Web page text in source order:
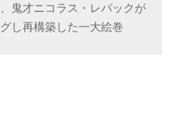
鬼才ニコラス・レパックが
し再構築した一大絵巻